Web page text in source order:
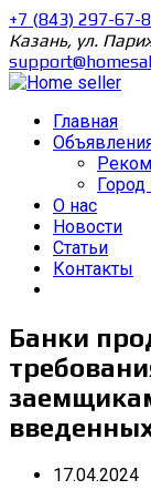
+7 (843) 297-67-
Казань, ул.
Главная
Город
О нас
Новости
Статьи
Контакты
Банки
17.04.2024